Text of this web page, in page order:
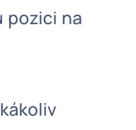
pozici na